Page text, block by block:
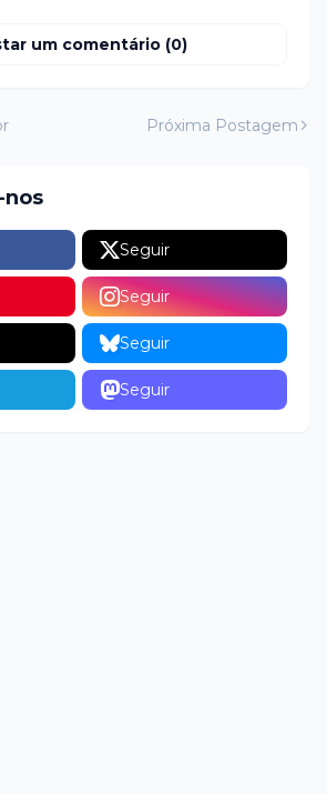
um comentário (0)
Próxima Postagem
nos
Seguir
Seguir
Seguir
Seguir